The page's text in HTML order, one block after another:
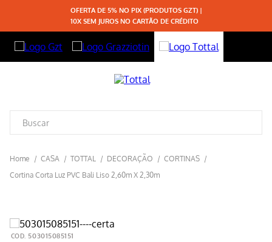
OFERTA DE 5% NO PIX (PRODUTOS GZT) |
10X SEM JUROS NO CARTÃO DE CRÉDITO
CASA TOTTAL DECORAÇÃO
CORTINAS
Cortina Corta Luz PVC Bali Liso 2,60m X 2,30m
503015085151